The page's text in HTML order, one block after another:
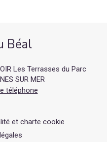
Béal
Les Terrasses du Parc
SUR MER
téléphone
et charte cookie